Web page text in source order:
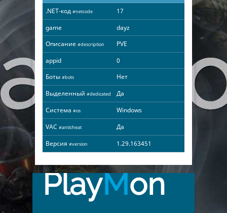
.NET-код #netcode
17
game
dayz
Описание #description
PVE
appid
0
Боты #bots
Нет
Выделенный #dedicated
Да
Система #os
Windows
VAC #anticheat
Да
Версия #version 1.29.163451
PlayMon